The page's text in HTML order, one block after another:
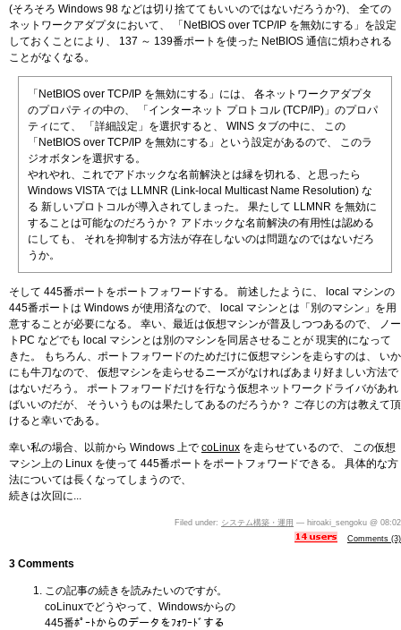
(そろそろ Windows 98 などは切り捨ててもいいのではないだろうか?)、 全ての
ネットワークアダプタにおいて、 「NetBIOS over TCP/IP を無効にする」を設定
しておくことにより、 137 ～ 139番ポートを使った NetBIOS 通信に煩わされる
ことがなくなる。
「NetBIOS over TCP/IP を無効にする」には、 各ネットワークアダプタ
のプロパティの中の、 「インターネット プロトコル (TCP/IP)」のプロパ
ティにて、 「詳細設定」を選択すると、 WINS タブの中に、 この
「NetBIOS over TCP/IP を無効にする」という設定があるので、 このラ
ジオボタンを選択する。
やれやれ、これでアドホックな名前解決とは縁を切れる、と思ったら
Windows VISTA では LLMNR (Link-local Multicast Name Resolution) な
る 新しいプロトコルが導入されてしまった。 果たして LLMNR を無効に
することは可能なのだろうか？ アドホックな名前解決の有用性は認める
にしても、 それを抑制する方法が存在しないのは問題なのではないだろ
うか。
そして 445番ポートをポートフォワードする。 前述したように、 local マシンの
445番ポートは Windows が使用済なので、 local マシンとは「別のマシン」を用
意することが必要になる。 幸い、最近は仮想マシンが普及しつつあるので、 ノー
トPC などでも local マシンとは別のマシンを同居させることが 現実的になって
きた。 もちろん、ポートフォワードのためだけに仮想マシンを走らすのは、 いか
にも牛刀なので、 仮想マシンを走らせるニーズがなければあまり好ましい方法で
はないだろう。 ポートフォワードだけを行なう仮想ネットワークドライバがあれ
ばいいのだが、 そういうものは果たしてあるのだろうか？ ご存じの方は教えて頂
けると幸いである。
幸い私の場合、以前から Windows 上で coLinux を走らせているので、 この仮想
マシン上の Linux を使って 445番ポートをポートフォワードできる。 具体的な方
法については長くなってしまうので、
続きは次回に...
Filed under: システム構築・運用 — hiroaki_sengoku @ 08:02
Comments (3)
3 Comments
この記事の続きを読みたいのですが。
coLinuxでどうやって、Windowsからの
445番ﾎﾟｰﾄからのデータをﾌｫﾜｰﾄﾞする